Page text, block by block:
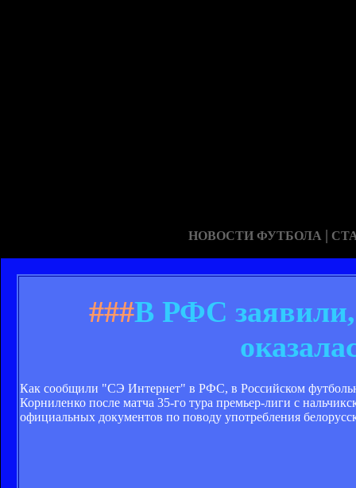
НОВОСТИ ФУТБОЛА |
###В РФС заявили,
Как сообщили "СЭ Интернет" в РФС, в Российском
Корниленко после матча 35-го тура премьер-лиги с
официальных документов по поводу употребления